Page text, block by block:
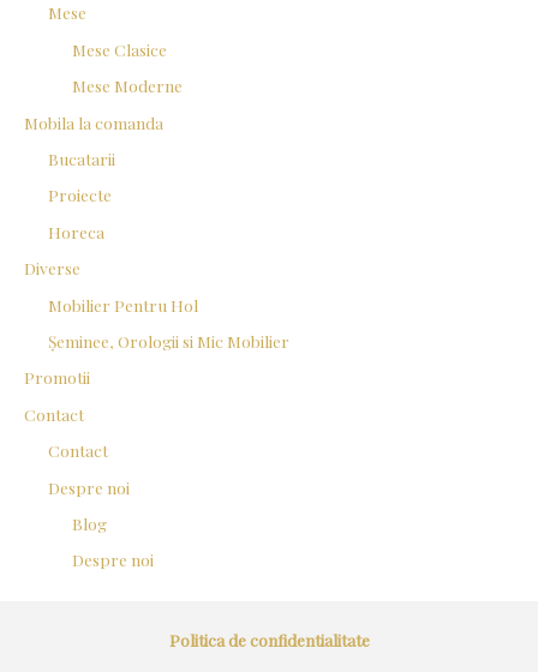
Mese
Mese Clasice
Mese Moderne
Mobila la comanda
Bucatarii
Proiecte
Horeca
Diverse
Mobilier Pentru Hol
Șeminee, Orologii si Mic Mobilier
Promotii
Contact
Contact
Despre noi
Blog
Despre noi
Politica de confidentialitate